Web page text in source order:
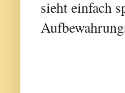
sieht einfach